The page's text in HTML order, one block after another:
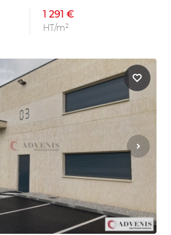
1 291 €
HT/m²